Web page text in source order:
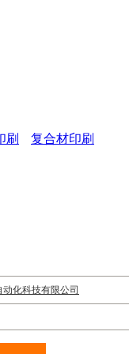
刷 复合材印刷
化科技有限公司